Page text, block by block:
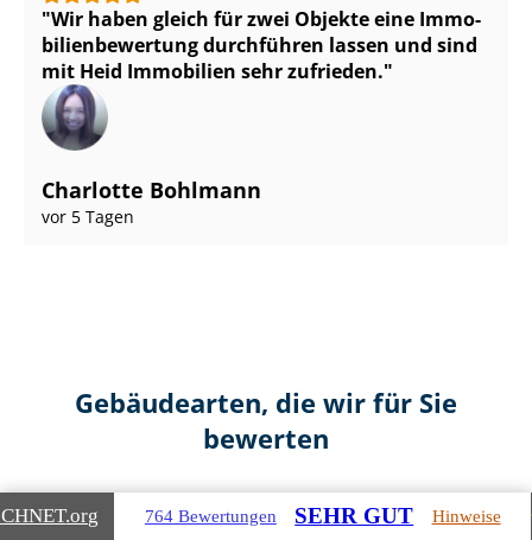
Wir haben gleich für zwei Objekte eine Im­mo­
bi­li­en­be­wer­tung durchführen lassen und sind
mit Heid Immobilien sehr zufrieden.
Charlotte Bohlmann
vor 5 Tagen
Gebäudearten, die wir für Sie
bewerten
.org 764 Bewertungen SEHR GUT Hinweise